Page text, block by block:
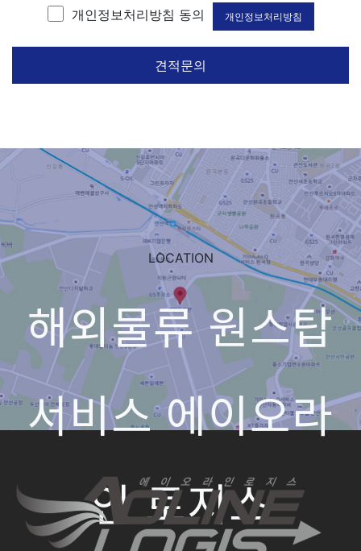
개인정보처리방침 동의 개인정보처리방침
LOCATION
해외물류 원스탑
서비스 에이오라
인 로지스